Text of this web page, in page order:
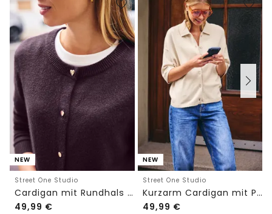
NEW
Street One Studio
Cardigan mit Rundhals und Knöpfen
49,99 €
NEW
Street One Studio
Kurzarm Cardigan mit Polokragen
49,99 €